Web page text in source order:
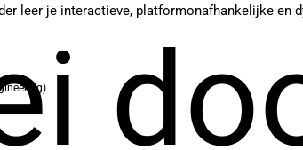
leer je interactieve, platformonafhankelijke en